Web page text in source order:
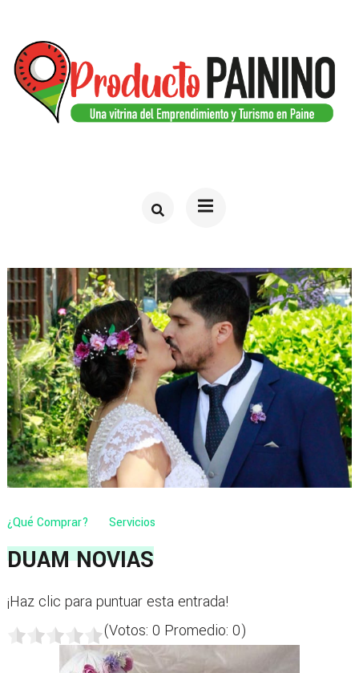
contenido
(presiona
¿Qué Comprar? Servicios
DUAM NOVIAS
¡Haz clic para puntuar esta entrada!
(Votos: 0 Promedio: 0)